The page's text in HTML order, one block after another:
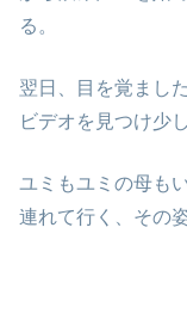
る。
翌日、目を覚まし
ビデオを見つけ少
ユミもユミの母も
連れて行く、その